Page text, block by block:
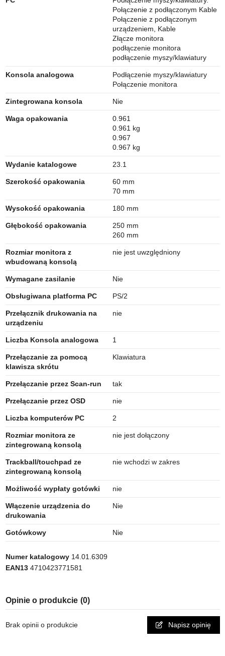
Połączenie z podłączonym Kable
Połączenie z podłączonym
urządzeniem, Kable
Złącze monitora
podłączenie monitora
podłączenie myszy/klawiatury
Konsola analogowa
Podłączenie myszy/klawiatury
Połączenie monitora
Zintegrowana konsola Nie
Waga opakowania
0.961
0.961 kg
0.967
0.967 kg
Wydanie katalogowe 23.1
Szerokość opakowania
60 mm
70 mm
Wysokość opakowania 180 mm
Głębokość opakowania
250 mm
260 mm
Rozmiar monitora z
wbudowaną konsolą
nie jest uwzględniony
Wymagane zasilanie Nie
Obsługiwana platforma PC PS/2
Przełącznik drukowania na
urządzeniu
nie
Liczba Konsola analogowa 1
Przełączanie za pomocą
klawisza skrótu
Klawiatura
Przełączanie przez Scan-run tak
Przełączanie przez OSD nie
Liczba komputerów PC 2
Rozmiar monitora ze
zintegrowaną konsolą
nie jest dołączony
Trackball/touchpad ze
zintegrowaną konsolą
nie wchodzi w zakres
Możliwość wypłaty gotówki nie
Włączenie urządzenia do
drukowania
Nie
Gotówkowy Nie
Numer katalogowy 14.01.6309
EAN13 4710423771581
Opinie o produkcie (0)
Brak opinii o produkcie Napisz opinię